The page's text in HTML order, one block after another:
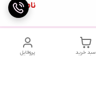
ناموجود
پروفایل سبد خرید